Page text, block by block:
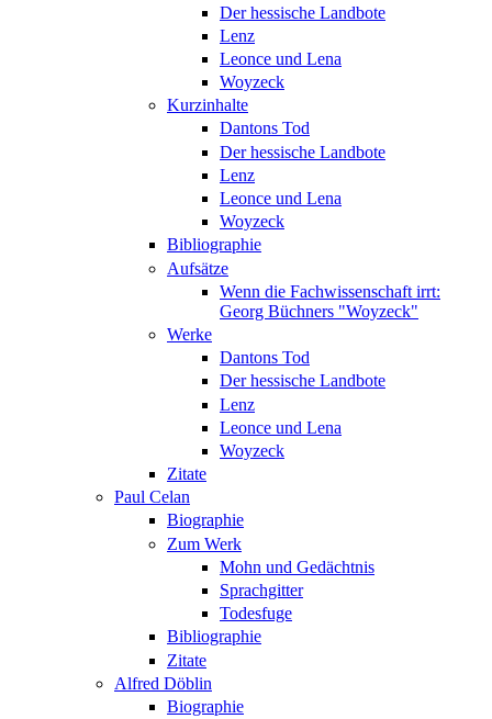
Der hessische Landbote
Lenz
Leonce und Lena
Woyzeck
Kurzinhalte
Dantons Tod
Der hessische Landbote
Lenz
Leonce und Lena
Woyzeck
Bibliographie
Aufsätze
Wenn die Fachwissenschaft irrt:
Georg Büchners "Woyzeck"
Werke
Dantons Tod
Der hessische Landbote
Lenz
Leonce und Lena
Woyzeck
Zitate
Paul Celan
Biographie
Zum Werk
Mohn und Gedächtnis
Sprachgitter
Todesfuge
Bibliographie
Zitate
Alfred Döblin
Biographie